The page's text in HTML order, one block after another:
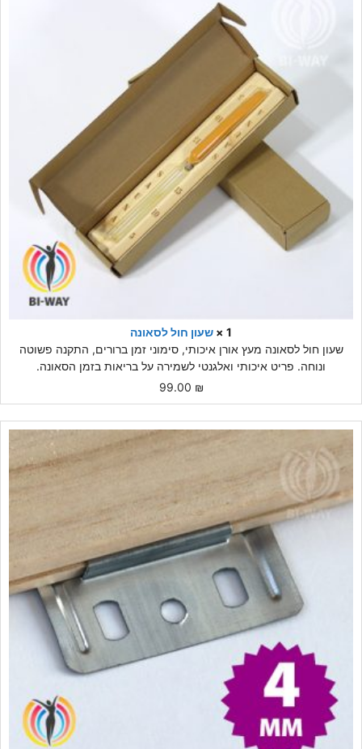
1 ×
שעון חול לסאונה
שעון חול לסאונה מעץ אורן איכותי, סימוני זמן ברורים, התקנה פשוטה
ונוחה. פריט איכותי ואלגנטי לשמירה על בריאות בזמן הסאונה.
99.00 ₪